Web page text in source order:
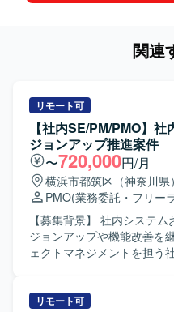
関連
リモート可
【社内SE/PM/PMO】
ジョンアップ推進案件
〜720,000円/月
横浜市都筑区（神奈川県）
PMO(業務委託・フリー
【募集背景】 社内システ
ジョンアップや機能改善を
ェクトマネジメントを担う
管理、リスク管理などプロ
リモート可